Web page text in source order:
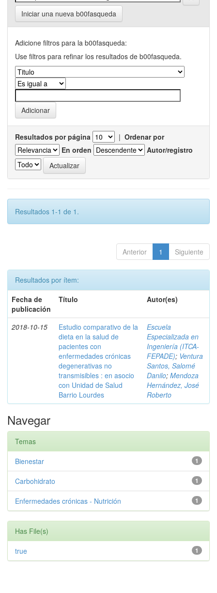
Iniciar una nueva b00fasqueda
Adicione filtros para la b00fasqueda:
Use filtros para refinar los resultados de b00fasqueda.
Resultados por página | Ordenar por
En orden
Autor/registro
Resultados 1-1 de 1.
Anterior 1 Siguiente
Resultados por ítem:
Fecha de
publicación
Título Autor(es)
2018-10-15
Estudio comparativo de la
dieta en la salud de
pacientes con
enfermedades crónicas
degenerativas no
transmisibles : en asocio
con Unidad de Salud
Barrio Lourdes
Escuela
Especializada en
Ingeniería (ITCA-
FEPADE); Ventura
Santos, Salomé
Danilo; Mendoza
Hernández, José
Roberto
Navegar
Temas
1
Bienestar
1
Carbohidrato
1
Enfermedades crónicas - Nutrición
Has File(s)
1
true